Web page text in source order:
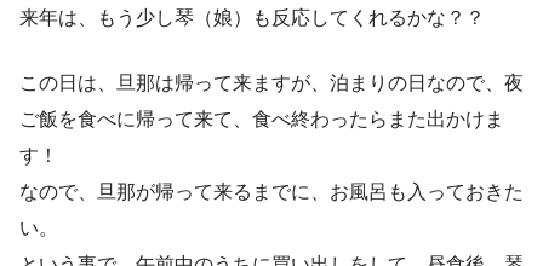
来年は、もう少し琴（娘）も反応してくれるかな？？
この日は、旦那は帰って来ますが、泊まりの日なので、夜
ご飯を食べに帰って来て、食べ終わったらまた出かけま
す！
なので、旦那が帰って来るまでに、お風呂も入っておきた
い。